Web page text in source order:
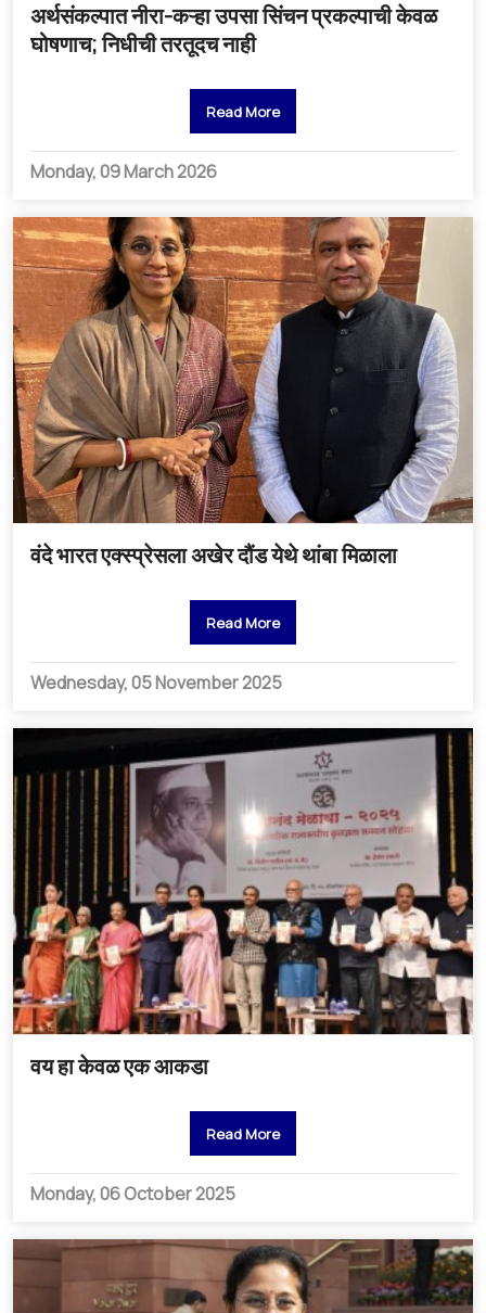
अर्थसंकल्पात नीरा-कऱ्हा उपसा सिंचन प्रकल्पाची केवळ
घोषणाच; निधीची तरतूदच नाही
Read More
Monday, 09 March 2026
वंदे भारत एक्स्प्रेसला अखेर दौंड येथे थांबा मिळाला
Read More
Wednesday, 05 November 2025
वय हा केवळ एक आकडा
Read More
Monday, 06 October 2025